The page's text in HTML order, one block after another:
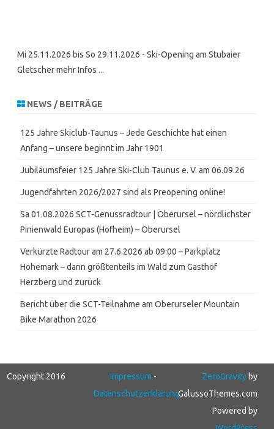
Mi 25.11.2026 bis So 29.11.2026 - Ski-Opening am Stubaier
Gletscher mehr Infos ...
NEWS / BEITRÄGE
125 Jahre Skiclub-Taunus – Jede Geschichte hat einen
Anfang – unsere beginnt im Jahr 1901
Jubiläumsfeier 125 Jahre Ski-Club Taunus e. V. am 06.09.26
Jugendfahrten 2026/2027 sind als Preopening online!
Sa 01.08.2026 SCT-Genussradtour | Oberursel – nördlichster
Pinienwald Europas (Hofheim) – Oberursel
Verkürzte Radtour am 27.6.2026 ab 09:00 – Parkplatz
Hohemark – dann größtenteils im Wald zum Gasthof
Herzberg und zurück
Bericht über die SCT-Teilnahme am Oberurseler Mountain
Bike Marathon 2026
Copyright 2016 Impressum -
Datenschutzerklärung
ZeroGravityby
GalussoThemes.com
Powered by